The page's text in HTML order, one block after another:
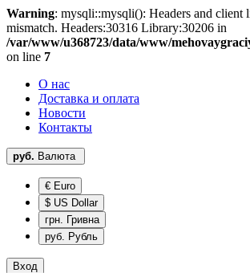
Warning: mysqli::mysqli(): Headers and client
mismatch. Headers:30316 Library:30206 in
/var/www/u368723/data/www/
on line 7
О нас
Доставка и оплата
Новости
Контакты
руб. Валюта
€ Euro
$ US Dollar
грн. Гривна
руб. Рубль
Вход